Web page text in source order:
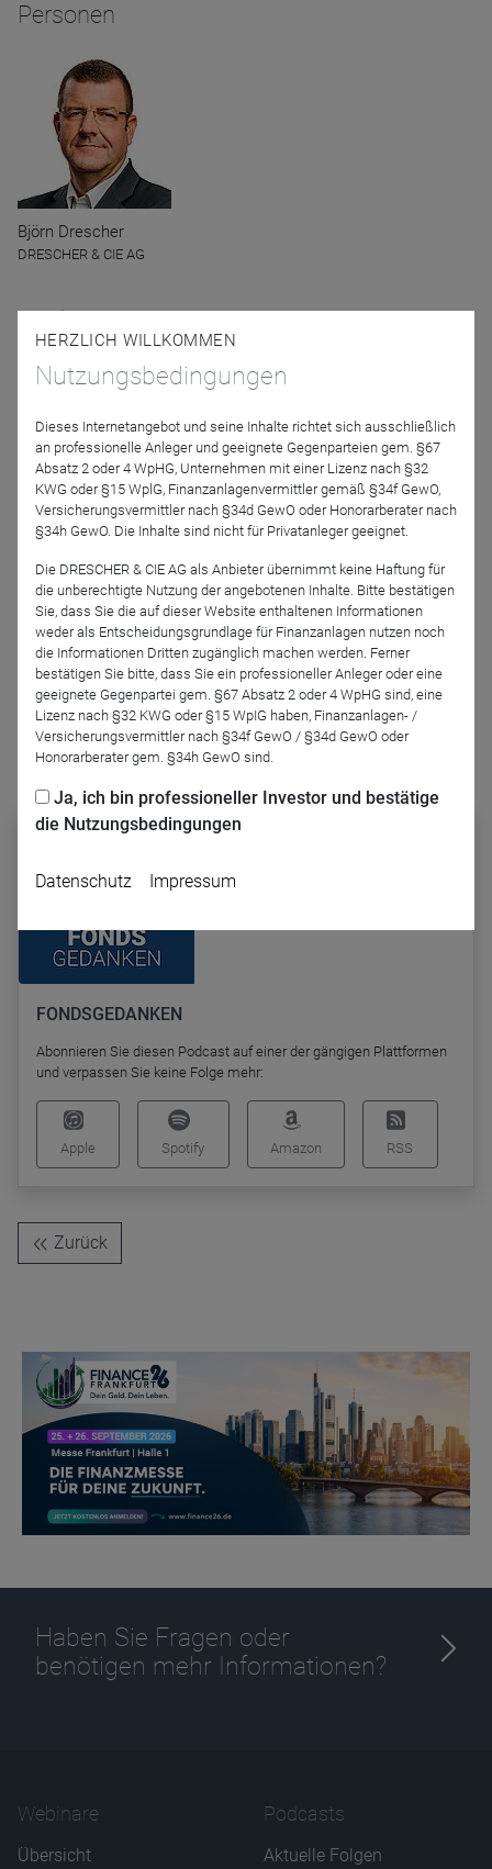
Personen
Björn Drescher
DRESCHER & CIE AG
Moderator
Paul Barthels
Podcast-Folge anhören
FONDSGEDANKEN
Abonnieren Sie diesen Podcast auf einer der gängigen Plattformen
und verpassen Sie keine Folge mehr:
Apple Spotify Amazon RSS
Zurück
Haben Sie Fragen oder
benötigen mehr Informationen?
Webinare
Übersicht
Podcasts
Aktuelle Folgen
HERZLICH WILLKOMMEN
Nutzungsbedingungen
Dieses Internetangebot und seine Inhalte richtet sich ausschließlich
an professionelle Anleger und geeignete Gegenparteien gem. §67
Absatz 2 oder 4 WpHG, Unternehmen mit einer Lizenz nach §32
KWG oder §15 WplG, Finanzanlagenvermittler gemäß §34f GewO,
Versicherungsvermittler nach §34d GewO oder Honorarberater nach
§34h GewO. Die Inhalte sind nicht für Privatanleger geeignet.
Die DRESCHER & CIE AG als Anbieter übernimmt keine Haftung für
die unberechtigte Nutzung der angebotenen Inhalte. Bitte bestätigen
Sie, dass Sie die auf dieser Website enthaltenen Informationen
weder als Entscheidungsgrundlage für Finanzanlagen nutzen noch
die Informationen Dritten zugänglich machen werden. Ferner
bestätigen Sie bitte, dass Sie ein professioneller Anleger oder eine
geeignete Gegenpartei gem. §67 Absatz 2 oder 4 WpHG sind, eine
Lizenz nach §32 KWG oder §15 WpIG haben, Finanzanlagen- /
Versicherungsvermittler nach §34f GewO / §34d GewO oder
Honorarberater gem. §34h GewO sind.
Ja, ich bin professioneller Investor und bestätige
die Nutzungsbedingungen
Datenschutz Impressum
Anbieter
Zweck
Ablauf